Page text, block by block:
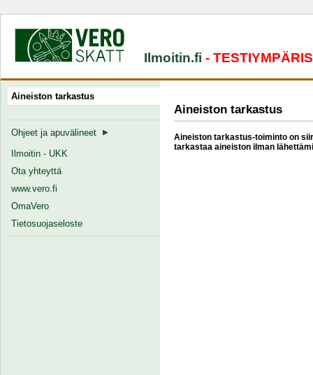
Ilmoitin.fi -
Aineiston tarkastus
Ohjeet ja apuvälineet
Ilmoitin - UKK
Ota yhteyttä
www.vero.fi
OmaVero
Tietosuojaseloste
Aineiston tarkastus
Aineiston tarkastus-toiminto on
tarkastaa aineiston ilman